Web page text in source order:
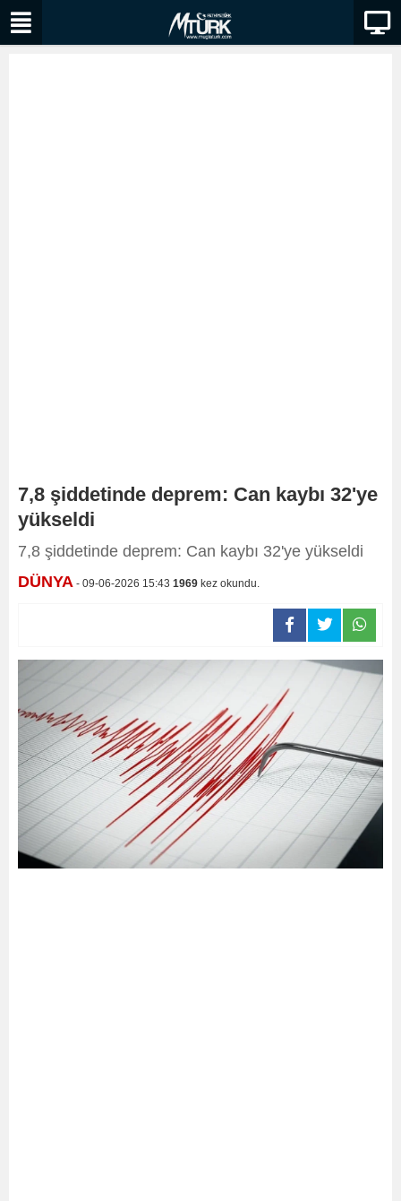
7,8 şiddetinde deprem: Can kaybı 32'ye
yükseldi
7,8 şiddetinde deprem: Can kaybı 32'ye yükseldi
DÜNYA - 09-06-2026 15:43 1969 kez okundu.